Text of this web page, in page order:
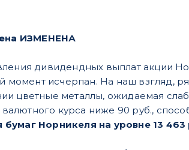
ИЗМЕНЕНА
дивидендных выплат акции
момент исчерпан. На наш взгляд,
цветные металлы, ожидаемая
валютного курса ниже 90 руб.,
Норникеля на уровне 13